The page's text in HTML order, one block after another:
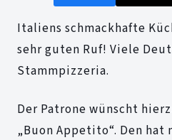
Italiens schmackhafte
sehr guten Ruf! Viele
Stammpizzeria.
Der Patrone wünscht
„Buon Appetito“. Den